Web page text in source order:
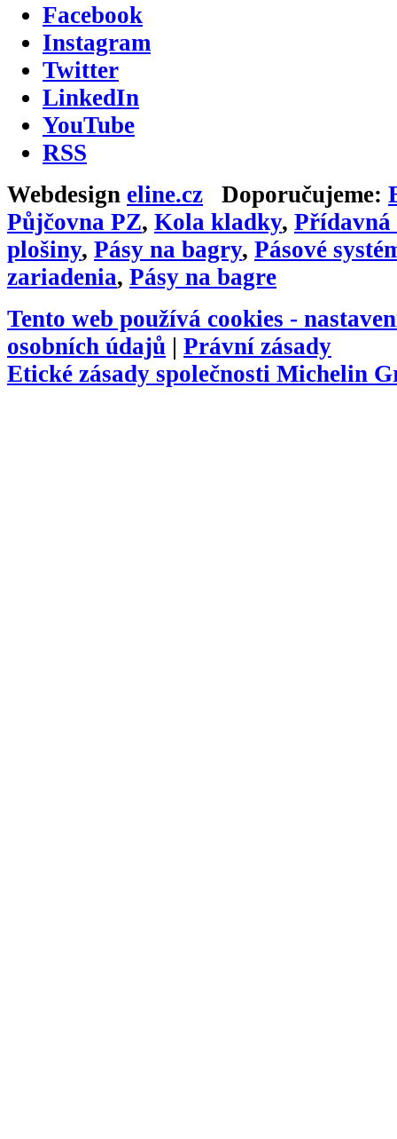
Facebook
Instagram
Twitter
LinkedIn
YouTube
RSS
Webdesign eline.cz Doporučujeme:
Půjčovna PZ, Kola kladky, Přídavná
plošiny, Pásy na bagry, Pásové
zariadenia, Pásy na bagre
Tento web používá cookies -
osobních údajů | Právní zásady
Etické zásady společnosti Michelin